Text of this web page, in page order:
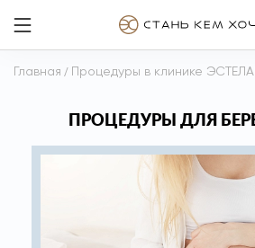
Главная / Процедуры в клинике
ПРОЦЕДУРЫ ДЛЯ